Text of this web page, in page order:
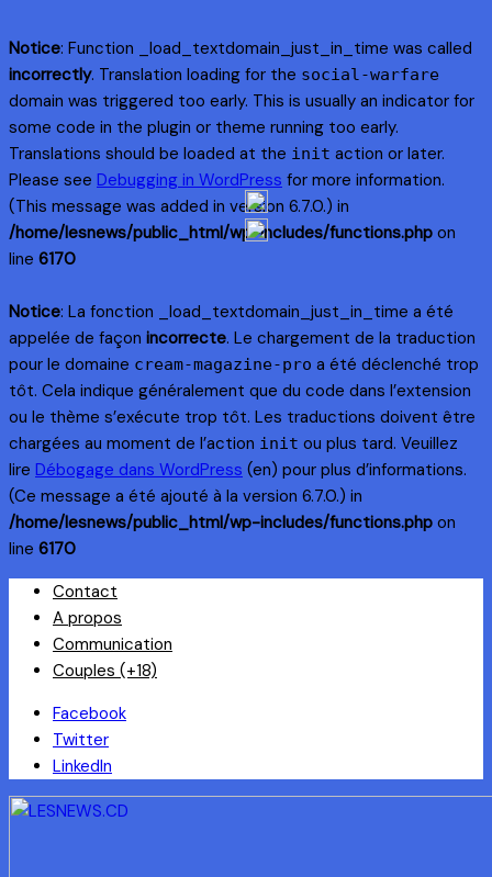
Notice: Function _load_textdomain_just_in_time was called
incorrectly. Translation loading for the social-warfare
domain was triggered too early. This is usually an indicator for
some code in the plugin or theme running too early.
Translations should be loaded at the init action or later.
Please see Debugging in WordPress for more information.
(This message was added in version 6.7.0.) in
/home/lesnews/public_html/wp-includes/functions.php on
line 6170
Notice: La fonction _load_textdomain_just_in_time a été
appelée de façon incorrecte. Le chargement de la traduction
pour le domaine cream-magazine-pro a été déclenché trop
tôt. Cela indique généralement que du code dans l’extension
ou le thème s’exécute trop tôt. Les traductions doivent être
chargées au moment de l’action init ou plus tard. Veuillez
lire Débogage dans WordPress (en) pour plus d’informations.
(Ce message a été ajouté à la version 6.7.0.) in
/home/lesnews/public_html/wp-includes/functions.php on
line 6170
Skip
content
Contact
A propos
Communication
Couples (+18)
Facebook
Twitter
LinkedIn